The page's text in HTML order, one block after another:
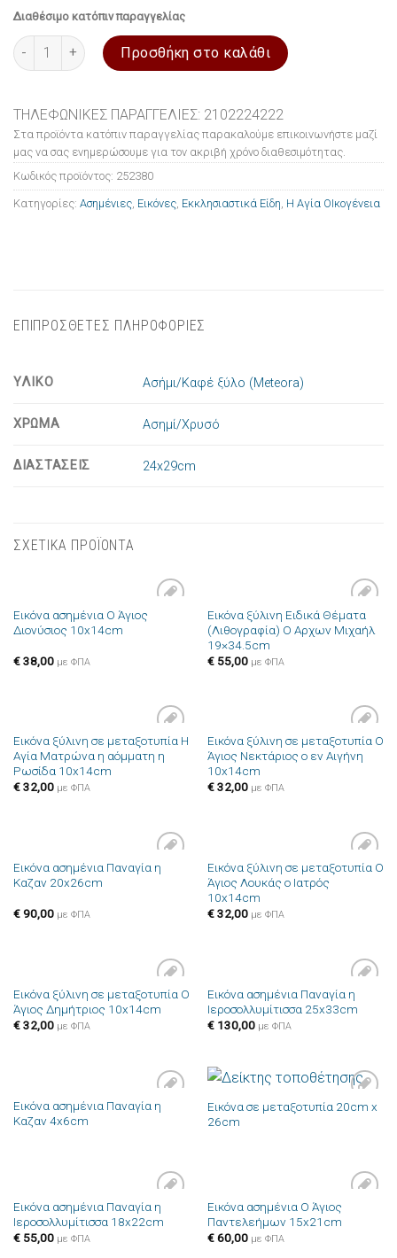
Διαθέσιμο κατόπιν παραγγελίας
Εικόνα ασημένια Η Αγία ΟΙκογένεια 24x29cm ποσότητα
Προσθήκη στο καλάθι
ΤΗΛΕΦΩΝΙΚΕΣ ΠΑΡΑΓΓΕΛΙΕΣ: 2102224222
Στα προϊόντα κατόπιν παραγγελίας παρακαλούμε επικοινωνήστε μαζί
μας να σας ενημερώσουμε για τον ακριβή χρόνο διαθεσιμότητας.
Κωδικός προϊόντος: 252380
Κατηγορίες: Ασημένιες Εικόνες Εκκλησιαστικά Είδη Η Αγία ΟΙκογένεια
ΕΠΙΠΡΟΣΘΕΤΕΣ ΠΛΗΡΟΦΟΡΙΕΣ
ΥΛΙΚΟ Ασήμι/Καφέ ξύλο (Meteora)
ΧΡΩΜΑ Ασημί/Χρυσό
ΔΙΑΣΤΑΣΕΙΣ 24x29cm
ΣΧΕΤΙΚΑ ΠΡΟΪΟΝΤΑ
Πρόσθήκη
Εικόνα ασημένια Ο Άγιος
Διονύσιος 10x14cm
€38,00 με ΦΠΑ
Πρόσθήκη
στην λίστα
Εικόνα ξύλινη Ειδικά Θέματα
(Λιθογραφία) Ο Αρχων Μιχαήλ
19×34.5cm
€55,00 με ΦΠΑ
Πρόσθήκη
στην λίστα
Εικόνα ξύλινη σε μεταξοτυπία Η
Αγία Ματρώνα η αόμματη η
Ρωσίδα 10x14cm
€32,00 με ΦΠΑ
Πρόσθήκη
στην λίστα
Εικόνα ξύλινη σε μεταξοτυπία Ο
Άγιος Νεκτάριος ο εν Αιγήνη
10x14cm
€32,00 με ΦΠΑ
Πρόσθήκη
Εικόνα ασημένια Παναγία η
Καζαν 20x26cm
€90,00 με ΦΠΑ
Πρόσθήκη
στην λίστα
Εικόνα ξύλινη σε μεταξοτυπία Ο
Άγιος Λουκάς ο Ιατρός
10x14cm
€32,00 με ΦΠΑ
Πρόσθήκη
στην λίστα
Εικόνα ξύλινη σε μεταξοτυπία Ο
Άγιος Δημήτριος 10x14cm
€32,00 με ΦΠΑ
Πρόσθήκη
στην λίστα
Εικόνα ασημένια Παναγία η
Ιεροσολλυμίτισσα 25x33cm
€130,00 με ΦΠΑ
Πρόσθήκη
Εικόνα ασημένια Παναγία η
Καζαν 4x6cm
Πρόσθήκη
Εικόνα σε μεταξοτυπία 20cm x
26cm
Πρόσθήκη
στην λίστα
Εικόνα ασημένια Παναγία η
Ιεροσολλυμίτισσα 18x22cm
€55,00 με ΦΠΑ
Πρόσθήκη
στην λίστα
Εικόνα ασημένια Ο Άγιος
Παντελεήμων 15x21cm
€60,00 με ΦΠΑ